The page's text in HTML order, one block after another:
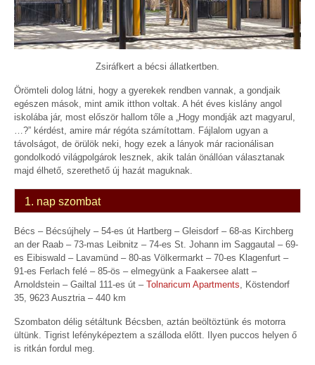
Zsiráfkert a bécsi állatkertben.
Örömteli dolog látni, hogy a gyerekek rendben vannak, a gondjaik
egészen mások, mint amik itthon voltak. A hét éves kislány angol
iskolába jár, most először hallom tőle a „Hogy mondják azt magyarul,
…?” kérdést, amire már régóta számítottam. Fájlalom ugyan a
távolságot, de örülök neki, hogy ezek a lányok már racionálisan
gondolkodó világpolgárok lesznek, akik talán önállóan választanak
majd élhető, szerethető új hazát maguknak.
1. nap szombat
Bécs – Bécsújhely – 54-es út Hartberg – Gleisdorf – 68-as Kirchberg
an der Raab – 73-mas Leibnitz – 74-es St. Johann im Saggautal – 69-
es Eibiswald – Lavamünd – 80-as Völkermarkt – 70-es Klagenfurt –
91-es Ferlach felé – 85-ös – elmegyünk a Faakersee alatt –
Arnoldstein – Gailtal 111-es út – Tolnaricum Apartments , Köstendorf
35, 9623 Ausztria – 440 km
Szombaton délig sétáltunk Bécsben, aztán beöltöztünk és motorra
ültünk. Tigrist lefényképeztem a szálloda előtt. Ilyen puccos helyen ő
is ritkán fordul meg.